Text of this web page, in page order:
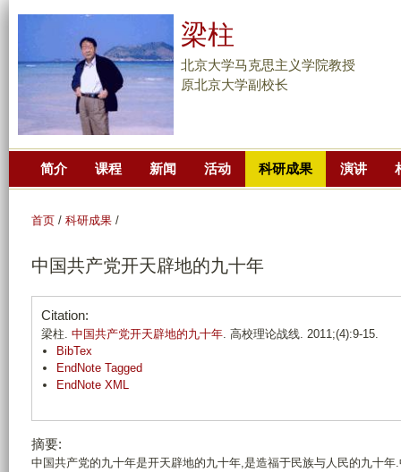
主
梁柱
北京大学马克思主义学院教授
原北京大学副校长
简介 课程 新闻 活动 科研成果 演讲
首页 / 科研成果 /
中国共产党开天辟地的九十年
Citation:
梁柱. 中国共产党开天辟地的九十年. 高校理论战线. 2011;(4):9-15.
BibTex
EndNote Tagged
EndNote XML
摘要:
中国共产党的九十年是开天辟地的九十年,是造福于民族与人民的九十